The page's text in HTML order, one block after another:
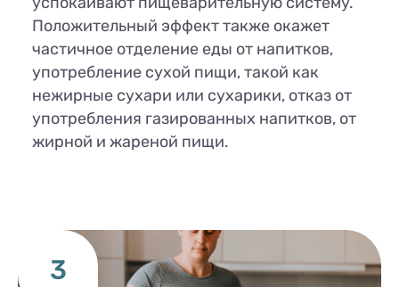
Положительный эффект также окажет
частичное отделение еды от напитков,
употребление сухой пищи, такой как
нежирные сухари или сухарики, отказ от
употребления газированных напитков, от
жирной и жареной пищи.
3